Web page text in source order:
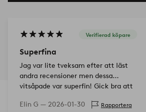
Verifierad köpare
Superfina
Jag var lite tveksam efter att läst
andra recensioner men dessa
vitsåpade var superfin! Gick bra att
för att se till att "lådan" sitter fast
Elin G — 2026-01-30 Rapportera